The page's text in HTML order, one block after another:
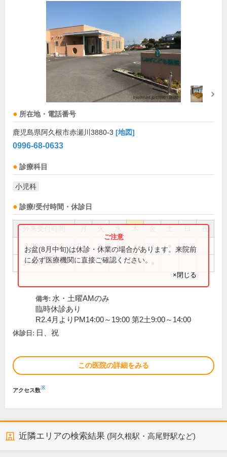
所在地・電話番号
鹿児島県阿久根市赤瀬川3880-3 [地図]
0996-68-0633
診療科目
小児科
診療/受付時間・休診日
祝
9:00～12:00 ● ● ● ● ●
14:00～18:00 ● ● ●
お盆(8月中旬)は休診・休業の場合があります。来院前
に必ず医療機関に直接ご確認ください。
×閉じる
備考: 水・土曜AMのみ
臨時休診あり
R2.4月よりPM14:00～19:00 第2土9:00～14:00
休診日: 日、祝
この医院の詳細をみる
アクセス数※
近隣エリアの検索結果 (阿久根駅・高尾野駅など)